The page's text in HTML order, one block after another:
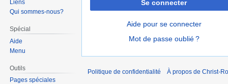
Se connecter
Aide pour se connecter
Mot de passe oublié ?
Liens
Qui sommes-nous?
Spécial
Aide
Menu
Outils
Pages spéciales
Politique de confidentialité À propos de Christ-